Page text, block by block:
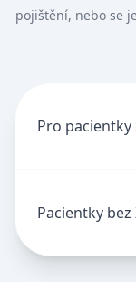
pojištění, nebo se
Pro pacientky
Pacientky bez